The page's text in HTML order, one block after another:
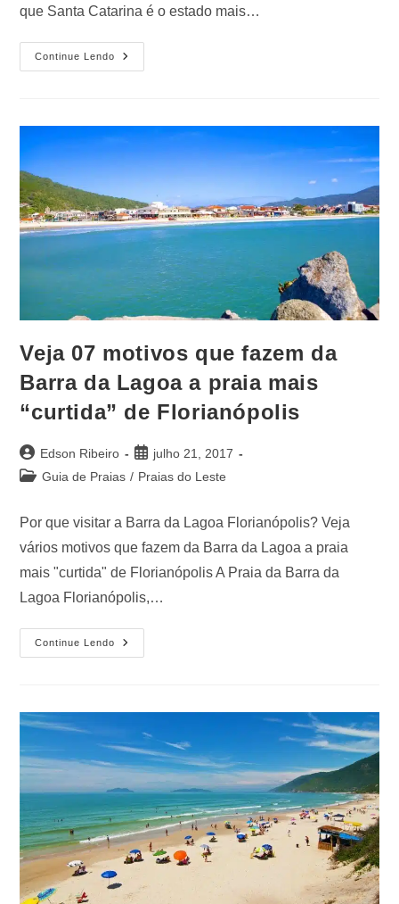
que Santa Catarina é o estado mais…
Continue Lendo
Veja 07 motivos que fazem da
Barra da Lagoa a praia mais
“curtida” de Florianópolis
Edson Ribeiro
julho 21, 2017
Guia de Praias / Praias do Leste
Por que visitar a Barra da Lagoa Florianópolis? Veja
vários motivos que fazem da Barra da Lagoa a praia
mais "curtida" de Florianópolis A Praia da Barra da
Lagoa Florianópolis,…
Continue Lendo